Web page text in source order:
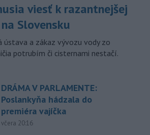
viesť k razantnejšej
Slovensku
ústava a zákaz vývozu vody zo
potrubím či cisternami nestačí.
DRÁMA V PARLAMENTE:
Poslankyňa hádzala do
premiéra vajíčka
včera 20:16